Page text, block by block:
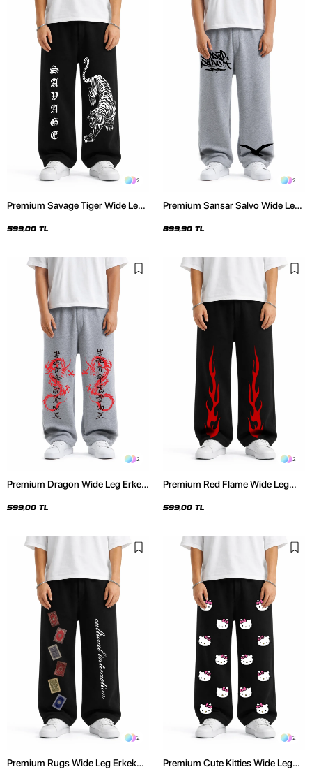
2
Premium Savage Tiger Wide Leg
599,00 TL
2
Premium Sansar Salvo Wide Leg
899,90 TL
2
Premium Dragon Wide Leg Erkek
599,00 TL
2
Premium Red Flame Wide Leg
599,00 TL
2
Premium Rugs Wide Leg Erkek
2
Premium Cute Kitties Wide Leg